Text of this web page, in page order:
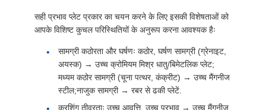
सही प्रभाव प्लेट प्रकार का चयन करने के लिए इसकी विशेषताओं को
आपके विशिष्ट कुचल परिस्थितियों के अनुरूप करना आवश्यक हैः
सामग्री कठोरता और घर्षणः कठोर, घर्षण सामग्री (ग्रेनाइट,
अयस्क) → उच्च क्रोमियम मिश्र धातु/बिमेटलिक प्लेट;
मध्यम कठोर सामग्री (चूना पत्थर, कंक्रीट) → उच्च मैंगनीज
स्टील;नाजुक सामग्री → रबर से ढकी प्लेटें.
क्रशिंग तीव्रताः उच्च आवृत्ति, उच्च प्रभाव → उच्च मैंगनीज